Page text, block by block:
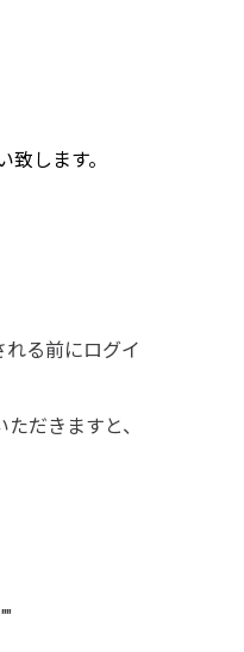
します。
る前にログイ
だきますと、